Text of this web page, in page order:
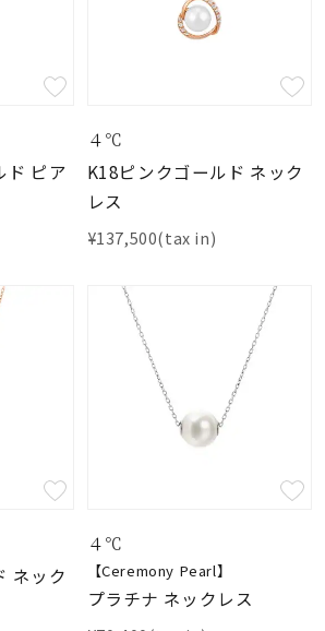
在庫ありのみ すべて表示
ド ピア
４℃
K18ピンクゴールド ネック
レス
¥137,500(tax in)
ネック
４℃
【Ceremony Pearl】
プラチナ ネックレス